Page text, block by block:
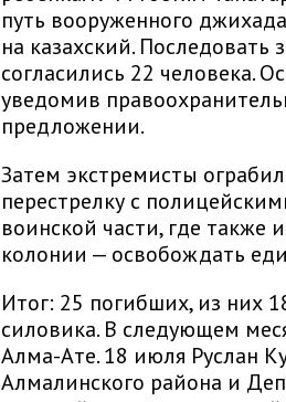
путь вооруженного
на казахский.
согласились 22 человека.
уведомив
предложении.
Затем экстремисты
перестрелку с
воинской части, где также
колонии — освобождать
Итог: 25 погибших, из них
силовика. В следующем
Алма-Ате. 18 июля Руслан
Алмалинского района и